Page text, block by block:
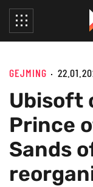
GEJMING
Ubisoft
Prince
Sands